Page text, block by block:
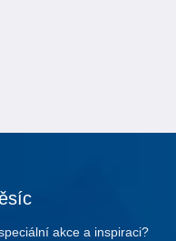
akce a inspiraci?